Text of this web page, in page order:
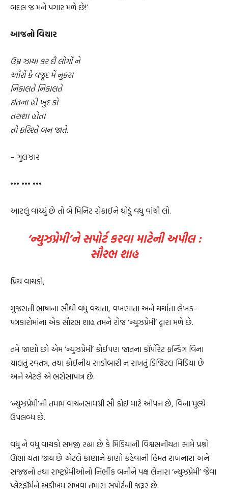
બદલ જ મને પગાર મળે છે!’
આજનો વિચાર
ઉમ્ર ઝાયા કર દી લોગોં ને
ઔરોં કે વજૂદ મેં નુક્સ
નિકાલતે નિકાલતે
ઈતના હી ખુદ કો
તરાશા હોતા
તો ફરિશ્તે બન જાતે.
– ગુલઝાર
••• ••• •••
આટલું વાંચ્યું છે તો બે મિનિટ રોકાઈને થોડું વધુ વાંચી લો.
‘ન્યુઝપ્રેમી’ને સપોર્ટ કરવા માટેની અપીલ :
સૌરભ શાહ
પ્રિય વાચકો,
ગુજરાતી ભાષાના સૌથી વધુ વંચાતા, વખણાતા અને ચર્ચાતા લેખક-
પત્રકારોમાંના એક સૌરભ શાહ તમને રોજ ‘ન્યુઝપ્રેમી’ દ્વારા મળે છે.
તમે જાણો છો એમ ‘ન્યુઝપ્રેમી’ કોઈપણ જાતના કૉર્પોરેટ ફન્ડિંગ વિના
ચાલતું સ્વતંત્ર, તથા કોઈનીય સાડીબારી ન રાખતું ડિજિટલ મિડિયા છે
અને એટલે એ ભરોસાપાત્ર છે.
‘ન્યુઝપ્રેમી’ની તમામ વાચનસામગ્રી સૌ કોઈ માટે ઓપન છે, વિના મુલ્યે
ઉપલબ્ધ છે.
વધુ ને વધુ વાચકો સમજી રહ્યા છે કે મિડિયાની વિશ્વસનીયતા સામે પ્રશ્નો
ઊભા થતા જાય છે એટલે કાણાને કાણો કહેવાની હિંમત રાખનારા અને
સજ્જનો તથા રાષ્ટ્રપ્રેમીઓનો નિર્ભીક બનીને પક્ષ લેનારા ‘ન્યુઝપ્રેમી’ જેવા
પ્લેટફૉર્મને અડીખમ રાખવા તમારા સપોર્ટની જરૂર છે.